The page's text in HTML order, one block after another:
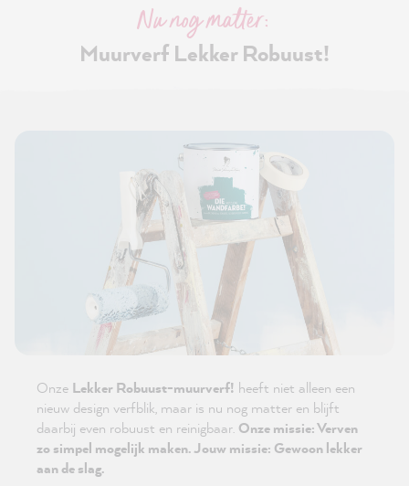
Nu nog matter:
Muurverf Lekker Robuust!
Onze Lekker Robuust-muurverf! heeft niet alleen een
nieuw design verfblik, maar is nu nog matter en blijft
daarbij even robuust en reinigbaar. Onze missie: Verven
zo simpel mogelijk maken. Jouw missie: Gewoon lekker
aan de slag.